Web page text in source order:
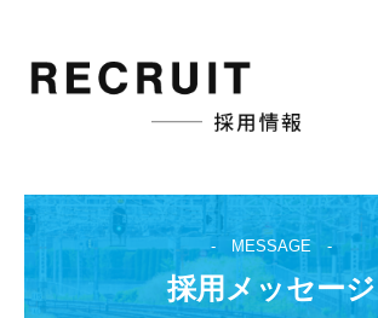
-　MESSAGE　-
採用メッセージ